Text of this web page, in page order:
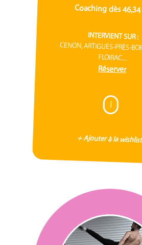
Coaching dès
INTERVIENT SUR :
CENON, ARTIGUES-PRÈS-
FLOIRAC...
Réserver
I
+ Ajouter à la wishlist